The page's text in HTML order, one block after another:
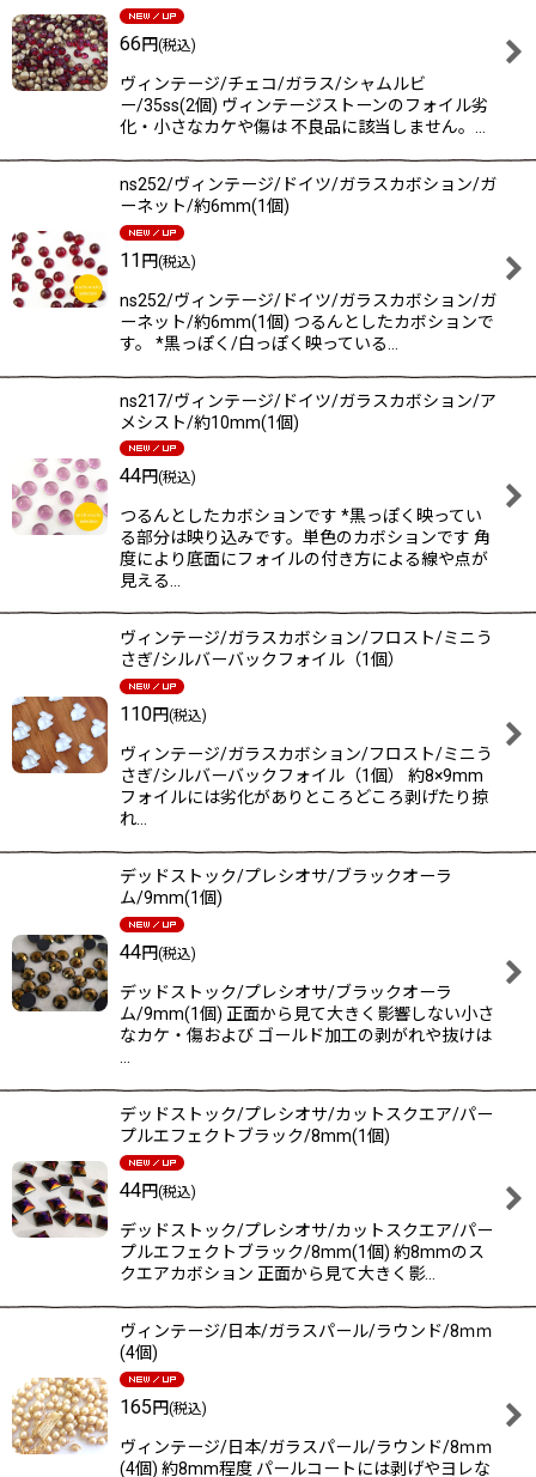
66円(税込)
ヴィンテージ/チェコ/ガラス/シャムルビ
ー/35ss(2個) ヴィンテージストーンのフォイル劣
化・小さなカケや傷は 不良品に該当しません。…
ns252/ヴィンテージ/ドイツ/ガラスカボション/ガ
ーネット/約6mm(1個)
11円(税込)
ns252/ヴィンテージ/ドイツ/ガラスカボション/ガ
ーネット/約6mm(1個) つるんとしたカボションで
す。 *黒っぽく/白っぽく映っている…
ns217/ヴィンテージ/ドイツ/ガラスカボション/ア
メシスト/約10mm(1個)
44円(税込)
つるんとしたカボションです *黒っぽく映ってい
る部分は映り込みです。単色のカボションです 角
度により底面にフォイルの付き方による線や点が
見える…
ヴィンテージ/ガラスカボション/フロスト/ミニう
さぎ/シルバーバックフォイル（1個）
110円(税込)
ヴィンテージ/ガラスカボション/フロスト/ミニう
さぎ/シルバーバックフォイル（1個） 約8×9mm
フォイルには劣化がありところどころ剥げたり掠
れ…
デッドストック/プレシオサ/ブラックオーラ
ム/9mm(1個)
44円(税込)
デッドストック/プレシオサ/ブラックオーラ
ム/9mm(1個) 正面から見て大きく影響しない小さ
なカケ・傷および ゴールド加工の剥がれや抜けは
デッドストック/プレシオサ/カットスクエア/パー
プルエフェクトブラック/8mm(1個)
44円(税込)
デッドストック/プレシオサ/カットスクエア/パー
プルエフェクトブラック/8mm(1個) 約8mmのス
クエアカボション 正面から見て大きく影…
ヴィンテージ/日本/ガラスパール/ラウンド/8ｍｍ
(4個)
165円(税込)
ヴィンテージ/日本/ガラスパール/ラウンド/8ｍｍ
(4個) 約8mm程度 パールコートには剥げやヨレな